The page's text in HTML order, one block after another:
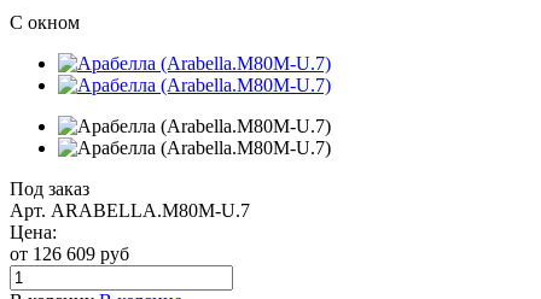
С окном
Под заказ
Арт. ARABELLA.M80M-U.7
Цена:
от 126 609 руб